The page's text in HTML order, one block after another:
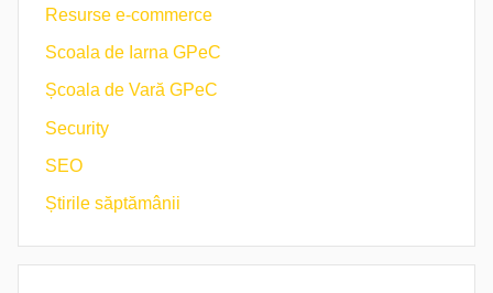
Resurse e-commerce
Scoala de Iarna GPeC
Școala de Vară GPeC
Security
SEO
Știrile săptămânii